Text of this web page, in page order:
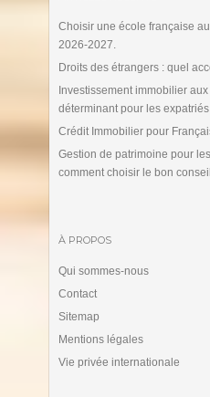
Choisir une école française
2026-2027.
Droits des étrangers : quel
Investissement immobilier
déterminant pour les expatriés
Crédit Immobilier pour
Gestion de patrimoine pour
comment choisir le bon
À PROPOS
Qui sommes-nous
Contact
Sitemap
Mentions légales
Vie privée internationale